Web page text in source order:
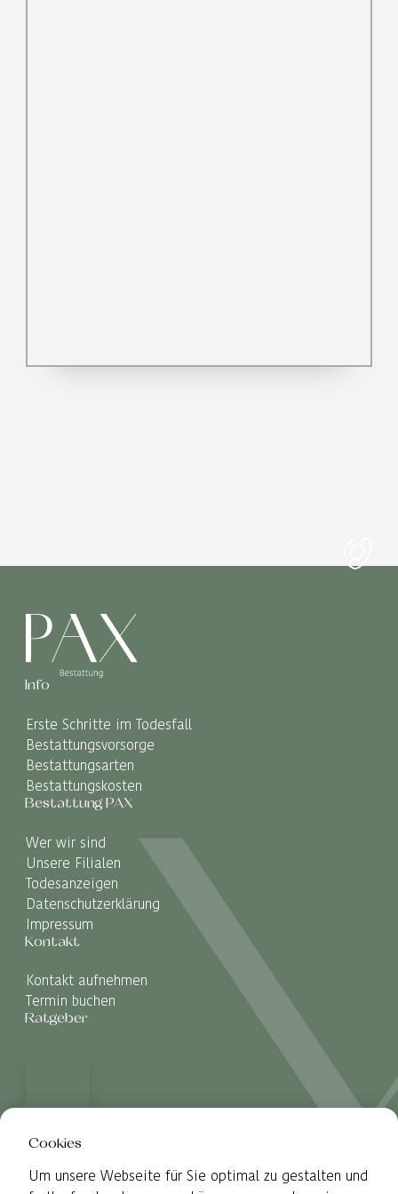
Info
Erste Schritte im Todesfall
Bestattungsvorsorge
Bestattungsarten
Bestattungskosten
Bestattung PAX
Wer wir sind
Unsere Filialen
Todesanzeigen
Datenschutzerklärung
Impressum
Kontakt
Kontakt aufnehmen
Termin buchen
Ratgeber
Cookies
Um unsere Webseite für Sie optimal zu gestalten und